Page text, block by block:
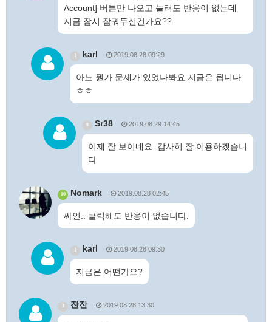
Account] 버튼만 나오고 눌러도 반응이 없는데
지금 잠시 잠궈두신건가요??
karl 2019.08.28 09:29
아뇨 뭔가 문제가 있었나봐요 지금은 됩니다
ㅎㅎ
9 Sr38 2019.08.29 14:45
이제 잘 보이네요. 감사히 잘 이용하겠습니
다
10 Nomark 2019.08.28 02:45
싸인.. 클릭해도 반응이 없습니다.
karl 2019.08.28 09:30
지금은 어떤가요?
3 잔잔 2019.08.28 13:30